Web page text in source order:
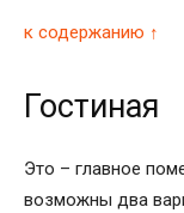
к содержанию ↑
Гостиная
Это – главное
возможны два